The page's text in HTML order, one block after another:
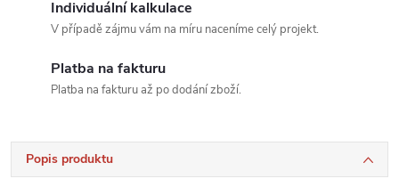
Individuální kalkulace
V případě zájmu vám na míru naceníme celý projekt.
Platba na fakturu
Platba na fakturu až po dodání zboží.
Popis produktu